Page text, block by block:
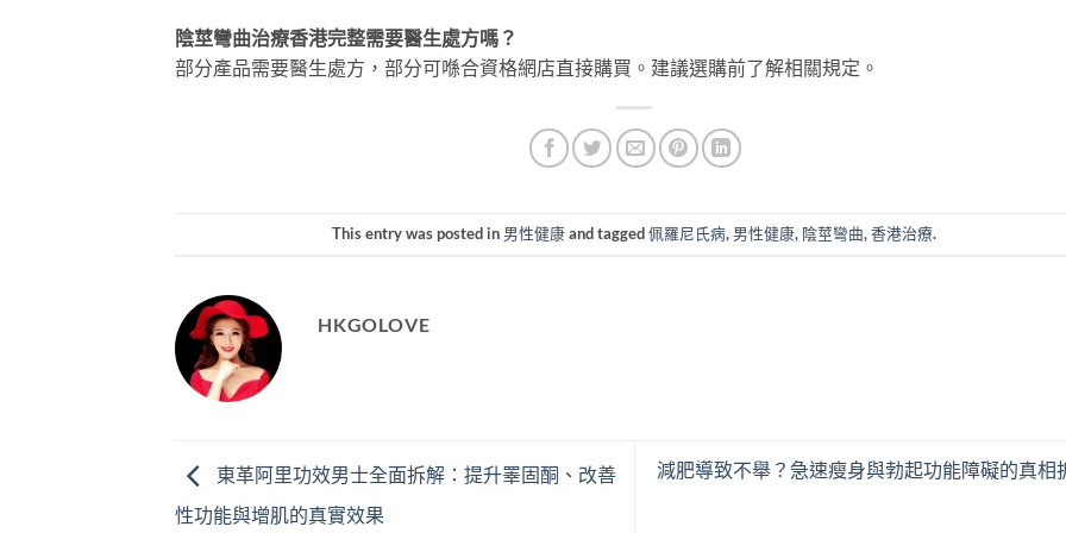
陰莖彎曲治療香港完整需要醫生處方嗎？
部分產品需要醫生處方，部分可喺合資格網店直接購買。建議選購前了解相關規定。
This entry was posted in 男性健康and tagged佩羅尼氏病, 男性健康, 陰莖彎曲,香港治療.
HKGOLOVE
東革阿里功效男士全面拆解：提升睪固酮、改善
性功能與增肌的真實效果
減肥導致不舉？急速瘦身與勃起功能障礙的真相